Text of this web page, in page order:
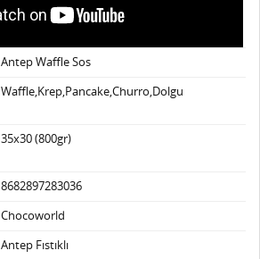
Antep Waffle Sos
Waffle,Krep,Pancake,Churro,Dolgu
35x30 (800gr)
8682897283036
Chocoworld
Antep Fıstıklı